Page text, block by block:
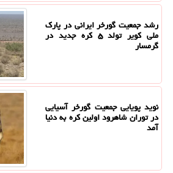
رشد جمعیت گورخر ایرانی در پارک
ملی کویر تولد ۵ کره جدید در
گرمسار
نوید پویایی جمعیت گورخر آسیایی
در توران شاهرود اولین کره به دنیا
آمد